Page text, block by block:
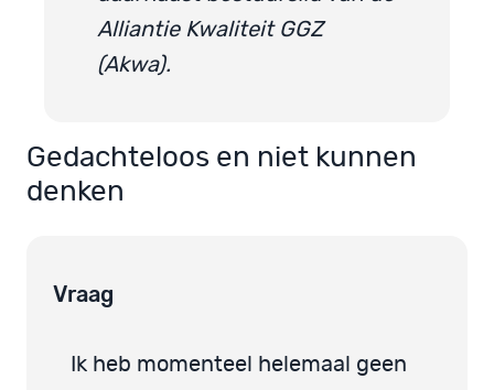
Alliantie Kwaliteit GGZ
(Akwa).
Gedachteloos en niet kunnen
denken
Vraag
Ik heb momenteel helemaal geen